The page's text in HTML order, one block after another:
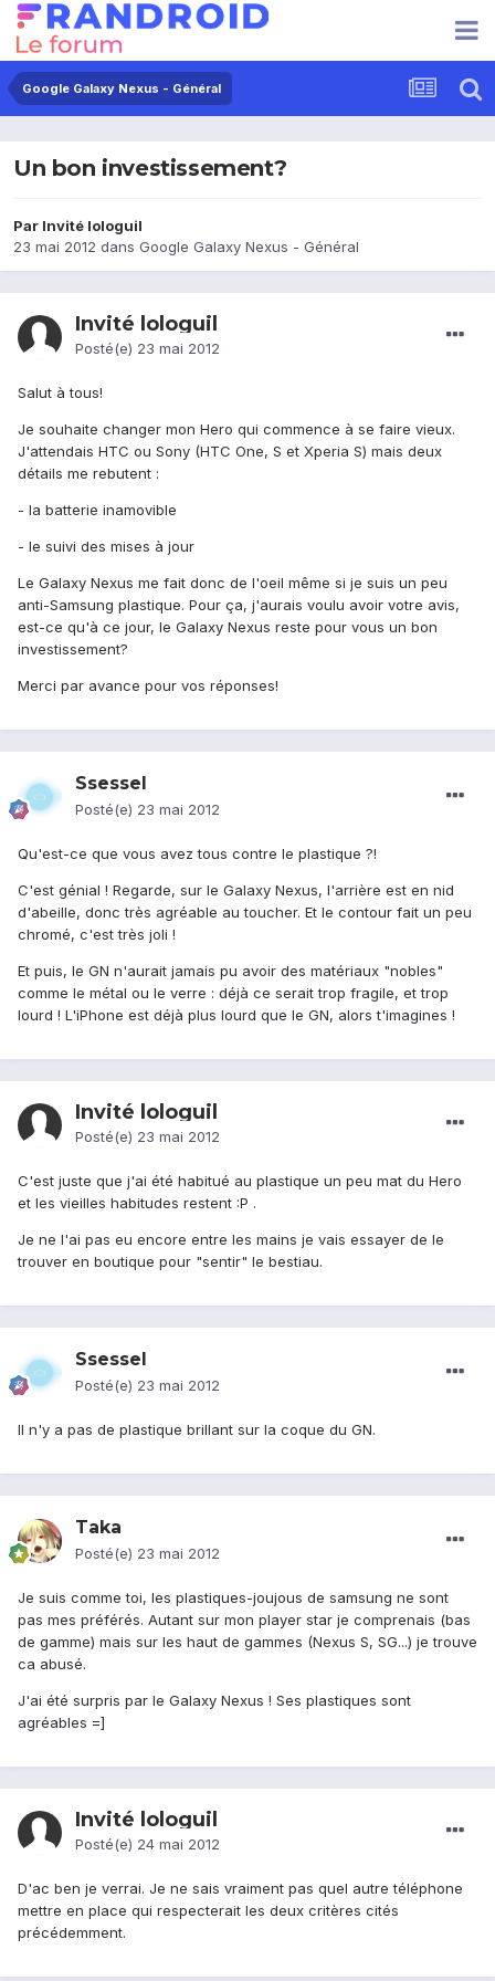
Google Galaxy Nexus - Général
Un bon investissement?
Par Invité lologuil
23 mai 2012 dans Google Galaxy Nexus - Général
Invité lologuil
Posté(e) 23 mai 2012
Salut à tous!
Je souhaite changer mon Hero qui commence à se faire vieux.
J'attendais HTC ou Sony (HTC One, S et Xperia S) mais deux
détails me rebutent :
- la batterie inamovible
- le suivi des mises à jour
Le Galaxy Nexus me fait donc de l'oeil même si je suis un peu
anti-Samsung plastique. Pour ça, j'aurais voulu avoir votre avis,
est-ce qu'à ce jour, le Galaxy Nexus reste pour vous un bon
investissement?
Merci par avance pour vos réponses!
Ssessel
Posté(e) 23 mai 2012
Qu'est-ce que vous avez tous contre le plastique ?!
C'est génial ! Regarde, sur le Galaxy Nexus, l'arrière est en nid
d'abeille, donc très agréable au toucher. Et le contour fait un peu
chromé, c'est très joli !
Et puis, le GN n'aurait jamais pu avoir des matériaux "nobles"
comme le métal ou le verre : déjà ce serait trop fragile, et trop
lourd ! L'iPhone est déjà plus lourd que le GN, alors t'imagines !
Invité lologuil
Posté(e) 23 mai 2012
C'est juste que j'ai été habitué au plastique un peu mat du Hero
et les vieilles habitudes restent :P .
Je ne l'ai pas eu encore entre les mains je vais essayer de le
trouver en boutique pour "sentir" le bestiau.
Ssessel
Posté(e) 23 mai 2012
Il n'y a pas de plastique brillant sur la coque du GN.
Taka
Posté(e) 23 mai 2012
Je suis comme toi, les plastiques-joujous de samsung ne sont
pas mes préférés. Autant sur mon player star je comprenais (bas
de gamme) mais sur les haut de gammes (Nexus S, SG...) je trouve
ca abusé.
J'ai été surpris par le Galaxy Nexus ! Ses plastiques sont
agréables =]
Invité lologuil
Posté(e) 24 mai 2012
D'ac ben je verrai. Je ne sais vraiment pas quel autre téléphone
mettre en place qui respecterait les deux critères cités
précédemment.